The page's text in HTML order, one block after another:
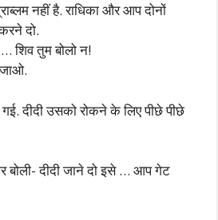
नहीं है. राधिका और आप दोनों
दो.
… शिव तुम बोलो न!
जाओ.
दीदी उसको रोकने के लिए पीछे पीछे
बोली- दीदी जाने दो इसे … आप गेट